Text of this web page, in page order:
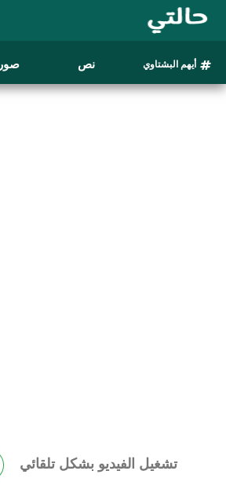
أيهم البشتاوي نص صور
تشغيل الفيديو بشكل تلقائي
غير مفعل